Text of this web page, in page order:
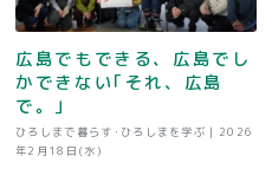
広島でもできる、広島でし
かできない｢それ、広島
で。｣
ひろしまで暮らす･ひろしまを学ぶ | 2026
年2月18日(水)